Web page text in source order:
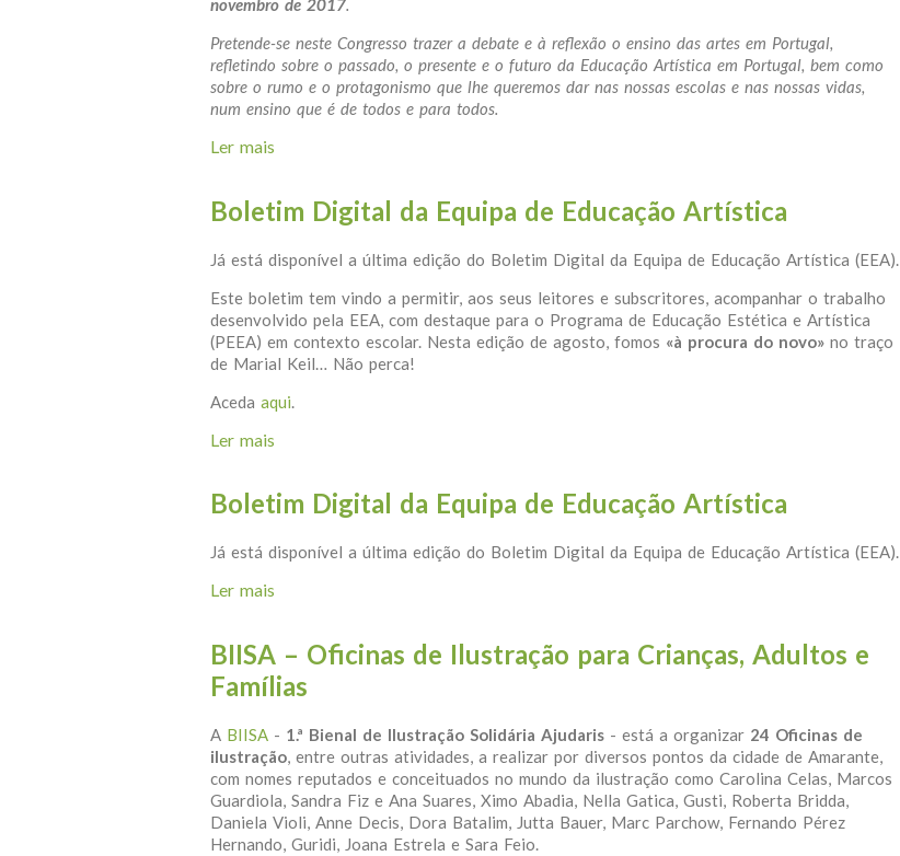
novembro de 2017.
Pretende-se neste Congresso trazer a debate e à reflexão o ensino das artes em Portugal,
refletindo sobre o passado, o presente e o futuro da Educação Artística em Portugal, bem como
sobre o rumo e o protagonismo que lhe queremos dar nas nossas escolas e nas nossas vidas,
num ensino que é de todos e para todos.
Ler mais
Boletim Digital da Equipa de Educação Artística
Já está disponível a última edição do Boletim Digital da Equipa de Educação Artística (EEA).
Este boletim tem vindo a permitir, aos seus leitores e subscritores, acompanhar o trabalho
desenvolvido pela EEA, com destaque para o Programa de Educação Estética e Artística
(PEEA) em contexto escolar. Nesta edição de agosto, fomos «à procura do novo» no traço
de Marial Keil… Não perca!
Aceda aqui
Ler mais
Boletim Digital da Equipa de Educação Artística
Já está disponível a última edição do Boletim Digital da Equipa de Educação Artística (EEA).
Ler mais
BIISA – Oficinas de Ilustração para Crianças, Adultos e
Famílias
A BIISA - 1.ª Bienal de Ilustração Solidária Ajudaris - está a organizar 24 Oficinas de
ilustração, entre outras atividades, a realizar por diversos pontos da cidade de Amarante,
com nomes reputados e conceituados no mundo da ilustração como Carolina Celas, Marcos
Guardiola, Sandra Fiz e Ana Suares, Ximo Abadia, Nella Gatica, Gusti, Roberta Bridda,
Daniela Violi, Anne Decis, Dora Batalim, Jutta Bauer, Marc Parchow, Fernando Pérez
Hernando, Guridi, Joana Estrela e Sara Feio.